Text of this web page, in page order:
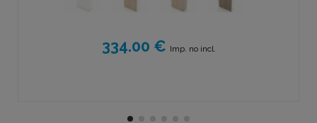
334.00 € Imp. no incl.